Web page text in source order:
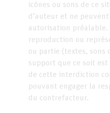
icônes ou sons de ce
d’auteur et ne
autorisation préalable.
reproduction ou
ou partie (textes, sons
support que ce soit
de cette interdiction
pouvant engager la
du contrefacteur.